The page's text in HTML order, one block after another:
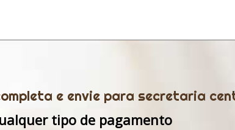
e envie para secretaria
tipo de pagamento